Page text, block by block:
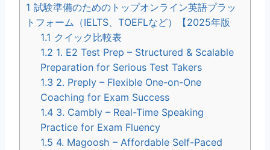
1 試験準備のためのトップオンライン英語プラッ
トフォーム（IELTS、TOEFLなど）【2025年版
1.1 クイック比較表
1.2 1. E2 Test Prep – Structured & Scalable
Preparation for Serious Test Takers
1.3 2. Preply – Flexible One-on-One
Coaching for Exam Success
1.4 3. Cambly – Real-Time Speaking
Practice for Exam Fluency
1.5 4. Magoosh – Affordable Self-Paced